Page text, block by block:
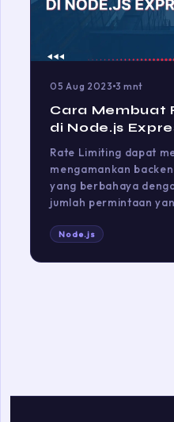
05 Aug 2023 3 mnt
Cara Membuat
di Node.js
Rate Limiting dapat
mengamankan
yang berbahaya
jumlah permintaan
Node.js